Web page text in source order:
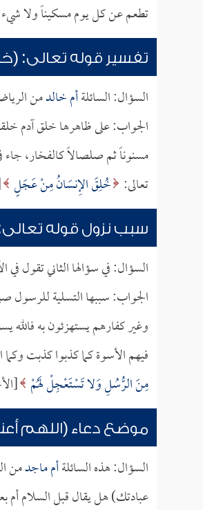
تطعم عن كل يوم مسكيناً ولا شيء
تفسير قوله تعالى:
السؤال: السائلةأم خالدمن
الجواب: على ظاهرها خلق آدم
مسنوناً ثم صلصالاً كالفخار،
تعالى: خُلِقَ الإِنسَانُ مِنْ عَجَلٍ
سبب نزول قوله
السؤال: في سؤالها الثاني تقول في
الجواب: سببها التسلية للرسول
وغير كفارهم يستهزئون به
فيهم الأسوة كما كذبوا كذبت
مِنَ الرُّسُلِ وَلا تَسْتَعْجِلْ لَهُمْ
موضع دعاء (اللهم
السؤال: هذه السائلةأم ماجدمن
عبادتك) هل يقال قبل السلام أم